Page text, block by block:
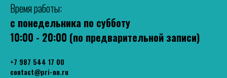
Время работы:
с понедельника по субботу
10:00 - 20:00 (по предварительной записи)
+7 987 544 17 00
contact@pri-nn.ru